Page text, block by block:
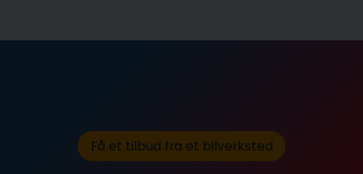
Få et tilbud fra et bilverksted